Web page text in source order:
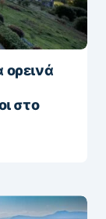
ορεινά
στο